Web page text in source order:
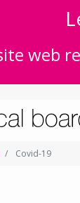
web
Covid-19